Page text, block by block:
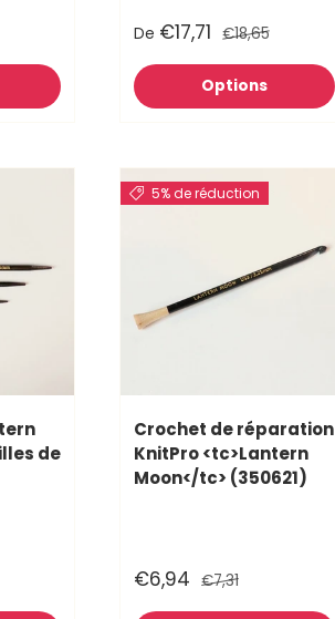
De €17,71 €18,65
Options
de
5% de réduction
Crochet de réparation
KnitPro <tc>Lantern
Moon</tc> (350621)
€6,94 €7,31